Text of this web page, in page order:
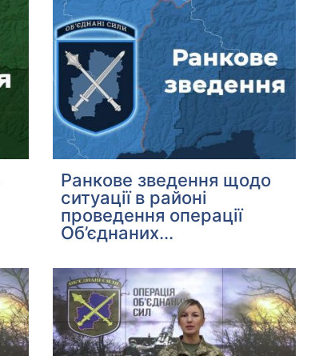
Ранкове зведення щодо
ситуації в районі
проведення операції
Об’єднаних...